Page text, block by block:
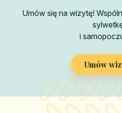
Umów się na wizytę!
i
Umów